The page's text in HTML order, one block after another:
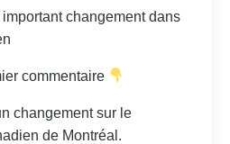
changement dans
commentaire
changement sur le
de Montréal.